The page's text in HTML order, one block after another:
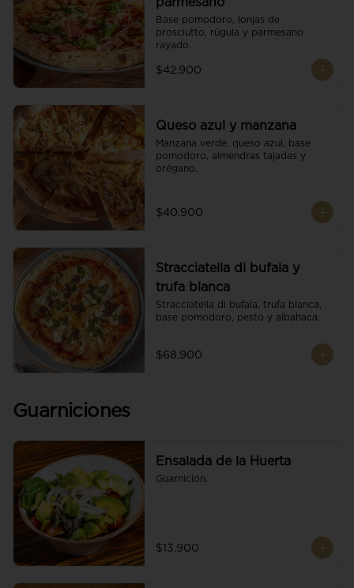
Base pomodoro, lonjas de
prosciutto, rúgula y parmesano
rayado.
$42.900
Queso azul y manzana
Manzana verde, queso azul, base
pomodoro, almendras tajadas y
orégano.
$40.900
Stracciatella di bufala y
trufa blanca
Stracciatella di bufala, trufa blanca,
base pomodoro, pesto y albahaca.
$68.900
Guarniciones
Ensalada de la Huerta
Guarnición.
$13.900